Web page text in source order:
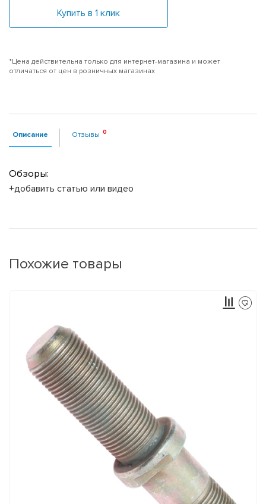
Купить в 1 клик
*Цена действительна только для интернет-магазина и может
отличаться от цен в розничных магазинах
Описание Отзывы
Обзоры:
+добавить статью или видео
Похожие товары